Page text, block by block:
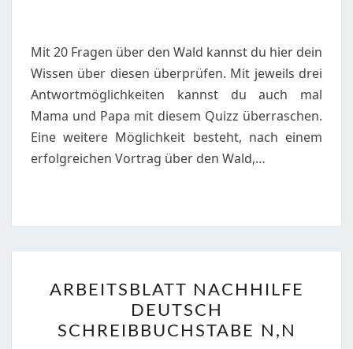
QUIZZ
Mit 20 Fragen über den Wald kannst du hier dein
Wissen über diesen überprüfen. Mit jeweils drei
Antwortmöglichkeiten kannst du auch mal
Mama und Papa mit diesem Quizz überraschen.
Eine weitere Möglichkeit besteht, nach einem
erfolgreichen Vortrag über den Wald,…
NACHHILFE
DEUTSCH
SCHREIBBUCHSTABE
ARBEITSBLATT NACHHILFE
DEUTSCH
SCHREIBBUCHSTABE N,N